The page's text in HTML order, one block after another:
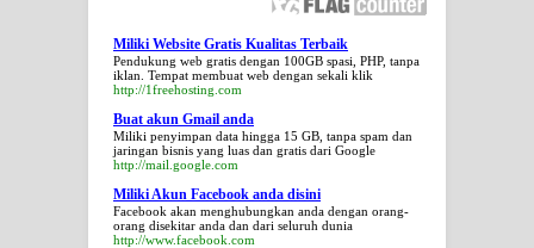
Miliki Website Gratis Kualitas Terbaik
Pendukung web gratis dengan 100GB spasi, PHP, tanpa
iklan. Tempat membuat web dengan sekali klik
http://1freehosting.com
Buat akun Gmail anda
Miliki penyimpan data hingga 15 GB, tanpa spam dan
jaringan bisnis yang luas dan gratis dari Google
http://mail.google.com
Miliki Akun Facebook anda disini
Facebook akan menghubungkan anda dengan orang-
orang disekitar anda dan dari seluruh dunia
http://www.facebook.com